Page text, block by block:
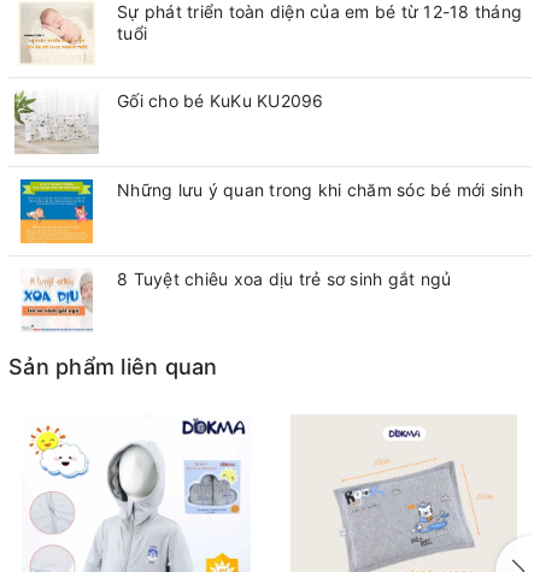
Sự phát triển toàn diện của em bé từ 12-18 tháng
tuổi
Gối cho bé KuKu KU2096
Những lưu ý quan trong khi chăm sóc bé mới sinh
8 Tuyệt chiêu xoa dịu trẻ sơ sinh gắt ngủ
Sản phẩm liên quan